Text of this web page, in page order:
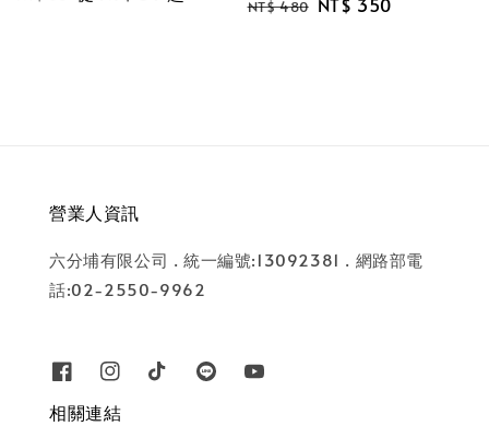
NT$ 480
營業人資訊
六分埔有限公司 . 統一編號:13092381 . 網路部電
話:02-2550-9962
相關連結